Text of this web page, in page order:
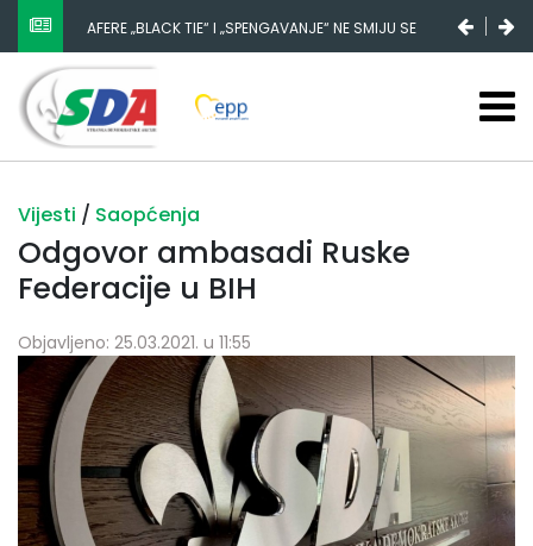
AFERE „BLACK TIE“ I „SPENGAVANJE“ NE SMIJU SE
ZATAŠKATI
Vijesti / Saopćenja
Odgovor ambasadi Ruske
Federacije u BIH
Objavljeno: 25.03.2021. u 11:55